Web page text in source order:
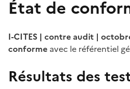
État de
I-CITES | contre audit |
conforme avec le référentiel
Résultats des